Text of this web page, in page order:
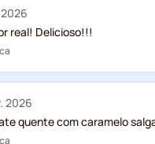
real! Delicioso!!!
2026
quente com caramelo